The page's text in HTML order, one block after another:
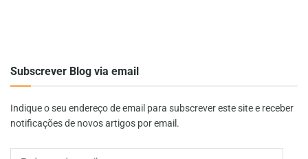
Subscrever Blog via email
Indique o seu endereço de email para subscrever este site e receber
notificações de novos artigos por email.